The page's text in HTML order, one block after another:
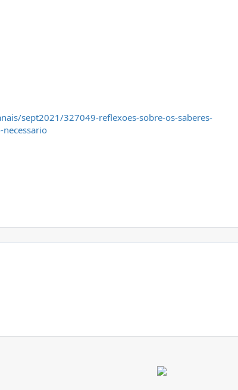
sept2021/327049-reflexoes-sobre-os-saberes-